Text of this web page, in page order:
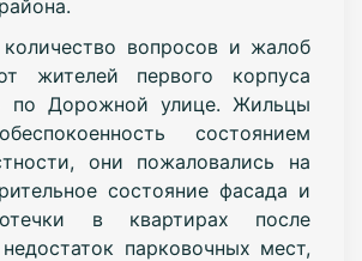
вопросов и жалоб
жителей первого корпуса
Дорожной улице. Жильцы
состоянием
они пожаловались на
состояние фасада и
в квартирах после
парковочных мест,